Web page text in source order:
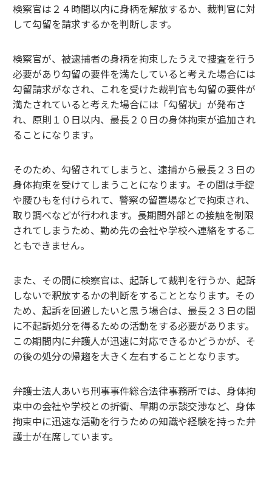
検察官は２４時間以内に身柄を解放するか、裁判官に対
して勾留を請求するかを判断します。
検察官が、被逮捕者の身柄を拘束したうえで捜査を行う
必要があり勾留の要件を満たしていると考えた場合には
勾留請求がなされ、これを受けた裁判官も勾留の要件が
満たされていると考えた場合には「勾留状」が発布さ
れ、原則１０日以内、最長２０日の身体拘束が追加され
ることになります。
そのため、勾留されてしまうと、逮捕から最長２３日の
身体拘束を受けてしまうことになります。その間は手錠
や腰ひもを付けられて、警察の留置場などで拘束され、
取り調べなどが行われます。長期間外部との接触を制限
されてしまうため、勤め先の会社や学校へ連絡をするこ
ともできません。
また、その間に検察官は、起訴して裁判を行うか、起訴
しないで釈放するかの判断をすることとなります。その
ため、起訴を回避したいと思う場合は、最長２３日の間
に不起訴処分を得るための活動をする必要があります。
この期間内に弁護人が迅速に対応できるかどうかが、そ
の後の処分の帰趨を大きく左右することとなります。
弁護士法人あいち刑事事件総合法律事務所では、身体拘
束中の会社や学校との折衝、早期の示談交渉など、身体
拘束中に迅速な活動を行うための知識や経験を持った弁
護士が在席しています。